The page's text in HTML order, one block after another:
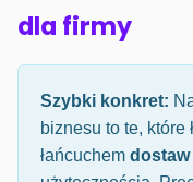
dla firmy
Szybki konkret:
biznesu to te, które
łańcuchem dostaw